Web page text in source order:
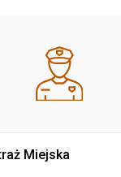
Miejska